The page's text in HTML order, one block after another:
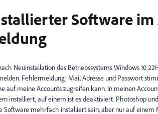
Software im
Neuinstallation des Betriebssystems Windows 10
Fehlermeldung: Mail Adresse und Passwort
auf meine Accounts zugreifen kann. In meinen
installiert, auf einem ist es deaktiviert. Photoshop
Software mehrfach installiert sein, aber nur auf einem